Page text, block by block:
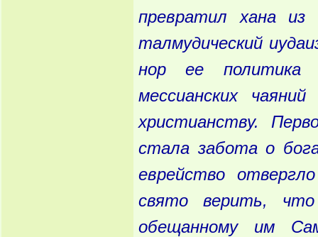
превратил ханаиз
талмудический
нор ее политика
мессианскихчаяний
христианству.
стала заботао
еврейство отвергло
свято верить, что
обещанномуим